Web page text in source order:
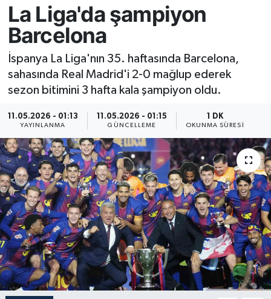
La Liga'da şampiyon
Barcelona
İspanya La Liga'nın 35. haftasında Barcelona,
sahasında Real Madrid'i 2-0 mağlup ederek
sezon bitimini 3 hafta kala şampiyon oldu.
11.05.2026 - 01:13
YAYINLANMA
11.05.2026 - 01:15
GÜNCELLEME
1 DK
OKUNMA SÜRESI
Gündem
Kültür-Sanat
Resmi İlan
Sağlık
Siyaset
Spor
Yaşam